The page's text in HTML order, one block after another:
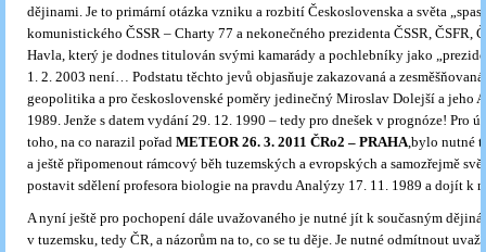
dějinami. Je to primární otázka vzniku a rozbití Československa a světa
komunistického ČSSR – Charty 77 a nekonečného prezidenta ČSSR, ČSFR,
Havla, který je dodnes titulován svými kamarády a pochlebníky jako
1. 2. 2003 není… Podstatu těchto jevů objasňuje zakazovaná a
geopolitika a pro československé poměry jedinečný Miroslav Dolejší a jeho
1989. Jenže s datem vydání 29. 12. 1990 – tedy pro dnešek v prognóze! Pro
toho, na co narazil pořad METEOR 26. 3. 2011 ČRo2 – PRAHA,bylo nutné
a ještě připomenout rámcový běh tuzemských a evropských a samozřejmě
postavit sdělení profesora biologie na pravdu Analýzy 17. 11. 1989 a dojít k
A nyní ještě pro pochopení dále uvažovaného je nutné jít k současným
v tuzemsku, tedy ČR, a názorům na to, co se tu děje. Je nutné odmítnout